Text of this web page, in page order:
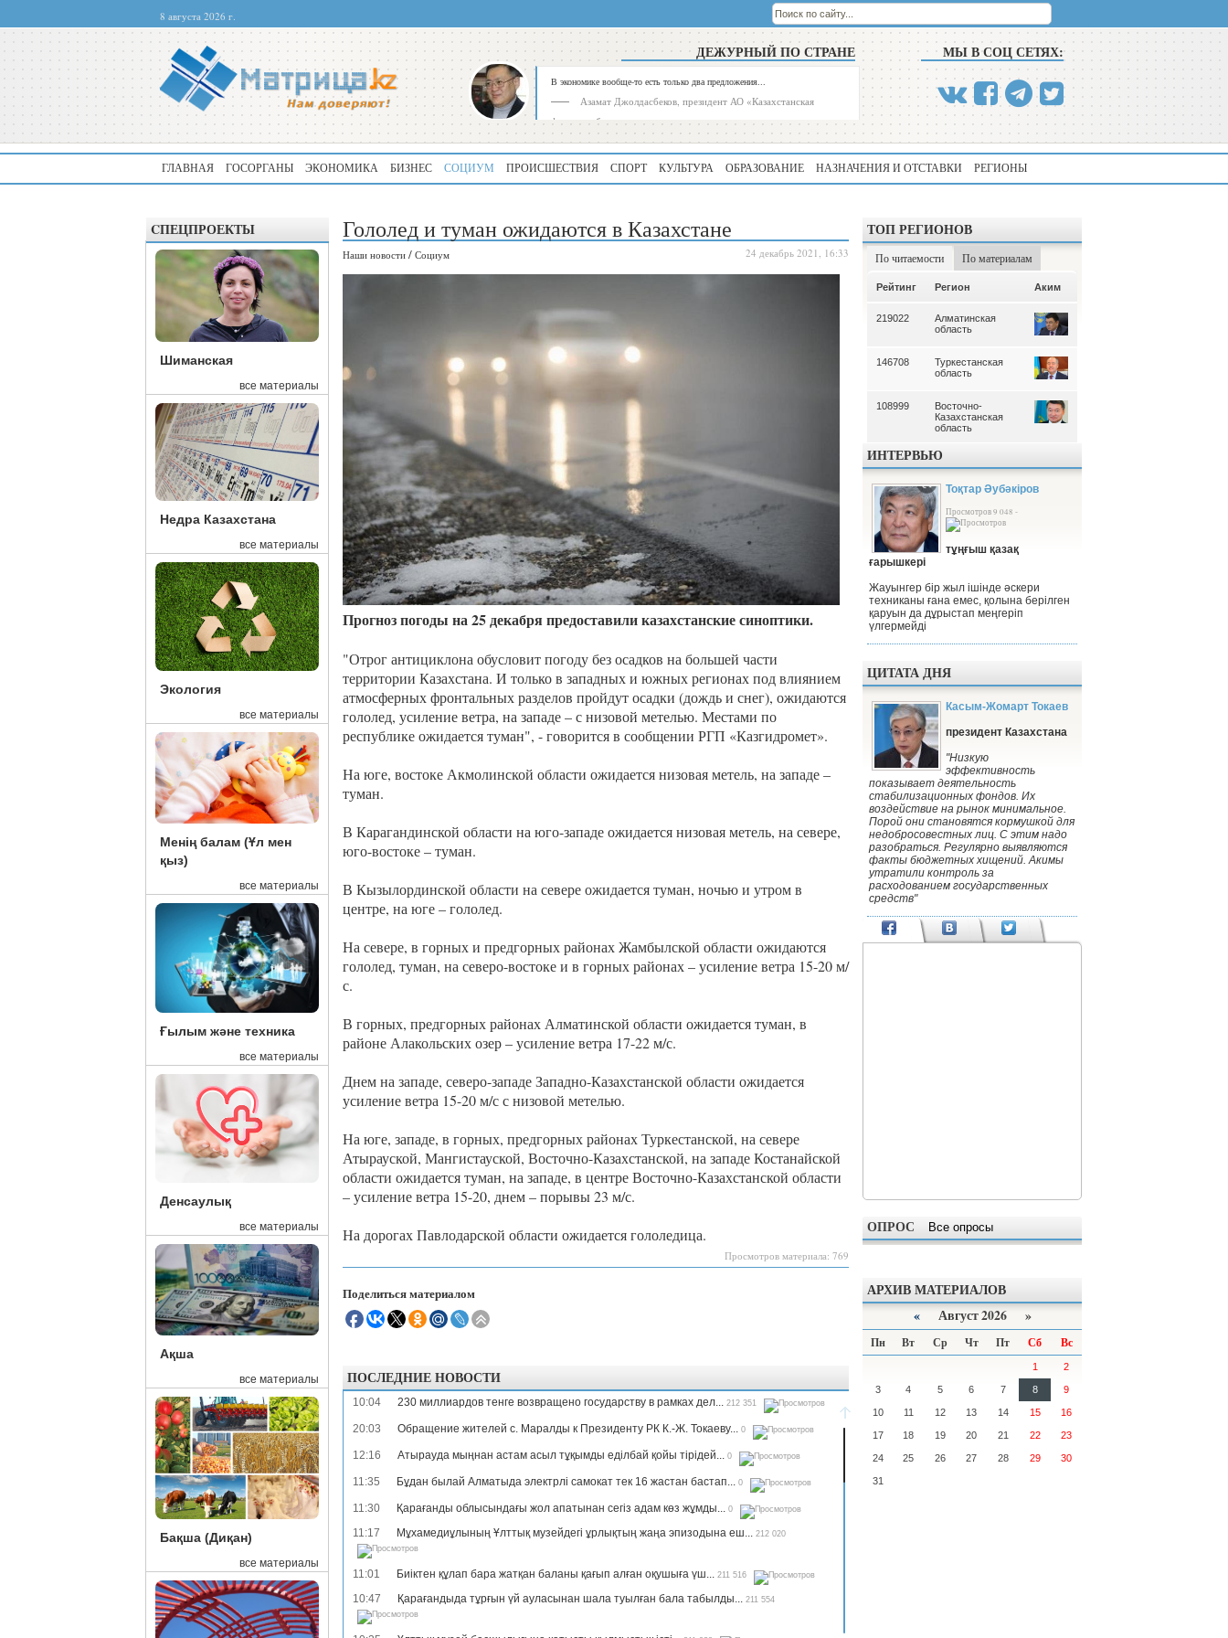
8 августа 2026 г.
ДЕЖУРНЫЙ ПО СТРАНЕ
В экономике вообще-то есть только два предложения...
Азамат Джолдасбеков, президент АО «Казахстанская
фондовая биржа»
МЫ В СОЦ СЕТЯХ:
ГЛАВНАЯ ГОСОРГАНЫ ЭКОНОМИКА БИЗНЕС СОЦИУМ ПРОИСШЕСТВИЯ СПОРТ КУЛЬТУРА ОБРАЗОВАНИЕ НАЗНАЧЕНИЯ И ОТСТАВКИ РЕГИОНЫ
CПЕЦПРОЕКТЫ
Шиманская
все материалы
Недра Казахстана
все материалы
Экология
все материалы
Менің балам (Ұл мен
қыз)
все материалы
Ғылым және техника
все материалы
Денсаулық
все материалы
Ақша
все материалы
Бақша (Диқан)
все материалы
Гололед и туман ожидаются в Казахстане
Наши новости / Социум 24 декабрь 2021, 16:33
Прогноз погоды на 25 декабря предоставили казахстанские синоптики.
"Отрог антициклона обусловит погоду без осадков на большей части
территории Казахстана. И только в западных и южных регионах под влиянием
атмосферных фронтальных разделов пройдут осадки (дождь и снег), ожидаются
гололед, усиление ветра, на западе – с низовой метелью. Местами по
республике ожидается туман", - говорится в сообщении РГП «Казгидромет».
На юге, востоке Акмолинской области ожидается низовая метель, на западе –
туман.
В Карагандинской области на юго-западе ожидается низовая метель, на севере,
юго-востоке – туман.
В Кызылординской области на севере ожидается туман, ночью и утром в
центре, на юге – гололед.
На севере, в горных и предгорных районах Жамбылской области ожидаются
гололед, туман, на северо-востоке и в горных районах – усиление ветра 15-20 м/
с.
В горных, предгорных районах Алматинской области ожидается туман, в
районе Алакольских озер – усиление ветра 17-22 м/с.
Днем на западе, северо-западе Западно-Казахстанской области ожидается
усиление ветра 15-20 м/с с низовой метелью.
На юге, западе, в горных, предгорных районах Туркестанской, на севере
Атырауской, Мангистауской, Восточно-Казахстанской, на западе Костанайской
области ожидается туман, на западе, в центре Восточно-Казахстанской области
– усиление ветра 15-20, днем – порывы 23 м/с.
На дорогах Павлодарской области ожидается гололедица.
Просмотров материала: 769
Поделиться материалом
ПОСЛЕДНИЕ НОВОСТИ
10:04 230 миллиардов тенге возвращено государству в рамках дел... 212 351
20:03 Обращение жителей с. Маралды к Президенту РК К.-Ж. Токаеву... 0
12:16 Атырауда мыңнан астам асыл тұқымды еділбай қойы тірідей... 0
11:35 Бұдан былай Алматыда электрлі самокат тек 16 жастан бастап... 0
11:30 Қарағанды облысындағы жол апатынан сегіз адам көз жұмды... 0
11:17 Мұхамедиұлының Ұлттық музейдегі ұрлықтың жаңа эпизодына еш... 212 020
11:01 Биіктен құлап бара жатқан баланы қағып алған оқушыға үш... 211 516
10:47 Қарағандыда тұрғын үй ауласынан шала туылған бала табылды... 211 554
ТОП РЕГИОНОВ
По читаемости По материалам
Рейтинг Регион Аким
219022
Алматинская
область
146708
Туркестанская
область
108999
Восточно-
Казахстанская
область
ИНТЕРВЬЮ
Тоқтар Әубәкіров
Просмотров 9 048 -
тұңғыш қазақ
ғарышкері
Жауынгер бір жыл ішінде әскери
техниканы ғана емес, қолына берілген
қаруын да дұрыстап меңгеріп
үлгермейді
ЦИТАТА ДНЯ
Касым-Жомарт Токаев
президент Казахстана
"Низкую
эффективность
показывает деятельность
стабилизационных фондов. Их
воздействие на рынок минимальное.
Порой они становятся кормушкой для
недобросовестных лиц. С этим надо
разобраться. Регулярно выявляются
факты бюджетных хищений. Акимы
утратили контроль за
расходованием государственных
средств"
ОПРОС Все опросы
АРХИВ МАТЕРИАЛОВ
«Август 2026 »
Пн Вт Ср Чт Пт Сб Вс
1 2
3 4 5 6 7 8 9
10 11 12 13 14 15 16
17 18 19 20 21 22 23
24 25 26 27 28 29 30
31